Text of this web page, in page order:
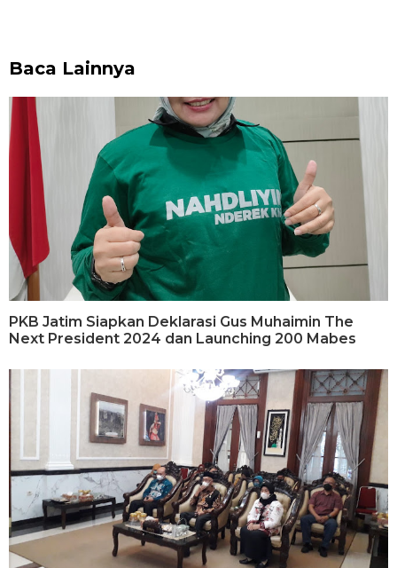
Baca Lainnya
PKB Jatim Siapkan Deklarasi Gus Muhaimin The
Next President 2024 dan Launching 200 Mabes